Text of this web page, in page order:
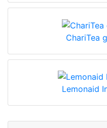
ChariTea
Lemonaid